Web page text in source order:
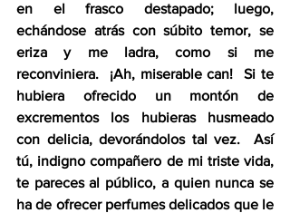
en el frasco destapado; luego,
echándose atrás con súbito temor, se
eriza y me ladra, como si me
reconviniera.  ¡Ah, miserable can!  Si te
hubiera ofrecido un montón de
excrementos los hubieras husmeado
con delicia, devorándolos tal vez.  Así
tú, indigno compañero de mi triste vida,
te pareces al público, a quien nunca se
ha de ofrecer perfumes delicados que le